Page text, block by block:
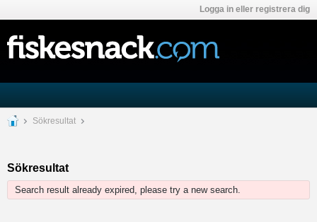
Logga in eller registrera dig
Sökresultat
Sökresultat
Search result already expired, please try a new search.